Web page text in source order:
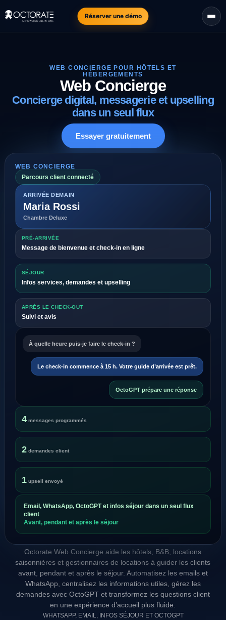
Réserver une démo
WEB CONCIERGE POUR HÔTELS ET
HÉBERGEMENTS
Web Concierge
Concierge digital, messagerie et upselling
dans un seul flux
Octorate Web Concierge aide les hôtels, B&B, locations
saisonnières et gestionnaires de locations à guider les clients
avant, pendant et après le séjour. Automatisez les emails et
WhatsApp, centralisez les informations utiles, gérez les
demandes avec OctoGPT et transformez les questions client
en une expérience d’accueil plus fluide.
Essayer gratuitement
WEB CONCIERGE
Parcours client connecté
ARRIVÉE DEMAIN
Maria Rossi
Chambre Deluxe
PRÉ-ARRIVÉE
Message de bienvenue et check-in en ligne
SÉJOUR
Infos services, demandes et upselling
APRÈS LE CHECK-OUT
Suivi et avis
À quelle heure puis-je faire le check-in ?
Le check-in commence à 15 h. Votre guide d’arrivée est prêt.
OctoGPT prépare une réponse
4 messages programmés
2 demandes client
1 upsell envoyé
Email, WhatsApp, OctoGPT et infos séjour dans un seul flux
client
Avant, pendant et après le séjour
WHATSAPP, EMAIL, INFOS SÉJOUR ET OCTOGPT